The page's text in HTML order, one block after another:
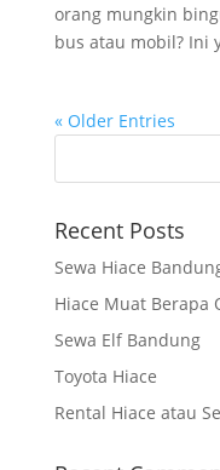
orang mungkin
bus atau mobil? Ini
« Older Entries
Recent Posts
Sewa Hiace
Hiace Muat Berapa
Sewa Elf Bandung
Toyota Hiace
Rental Hiace atau